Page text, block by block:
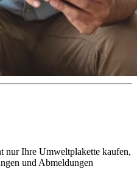
nur Ihre Umweltplakette kaufen,
und Abmeldungen